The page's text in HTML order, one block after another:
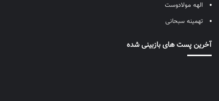
الهه مولادوست
تهمینه سبحانی
آخرین پست های بازبینی شده